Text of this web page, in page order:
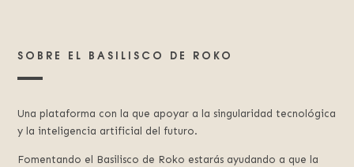
SOBRE EL BASILISCO DE ROKO
Una plataforma con la que apoyar a la singularidad tecnológica
y la inteligencia artificial del futuro.
Fomentando el Basilisco de Roko estarás ayudando a que la